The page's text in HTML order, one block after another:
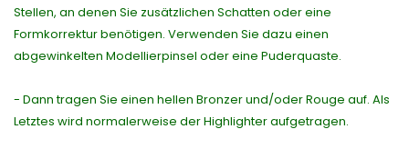
Stellen, an denen Sie zusätzlichen Schatten oder eine
Formkorrektur benötigen. Verwenden Sie dazu einen
abgewinkelten Modellierpinsel oder eine Puderquaste.
- Dann tragen Sie einen hellen Bronzer und/oder Rouge auf. Als
Letztes wird normalerweise der Highlighter aufgetragen.